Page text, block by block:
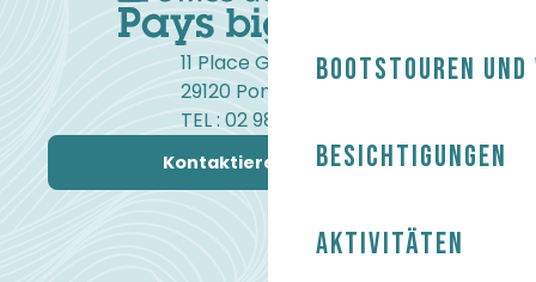
Bootstouren
Besichtigungen
Aktivitäten
11 Place Gambetta
29120 Pont-l'Abbé
TEL : 02 98 82 37 99
Kontaktieren Sie uns